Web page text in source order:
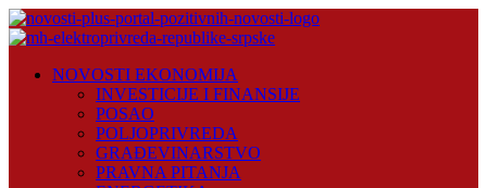
Skip
to
Plus
NOVOSTI EKONOMIJA
INVESTICIJE I FINANSIJE
POSAO
POLJOPRIVREDA
GRAĐEVINARSTVO
PRAVNA PITANJA